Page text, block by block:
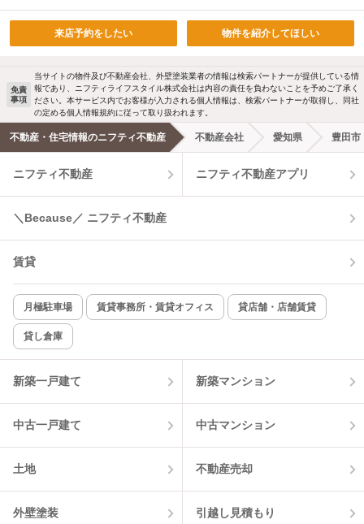
来店予約をしたい 物件を紹介してほしい
免責
事項
当サイトの物件及び不動産会社、外壁塗装業者の情報は検索パートナーが提供している情
報であり、ニフティライフスタイル株式会社は内容の責任を負わないことを予めご了承く
ださい。本サービス内でお客様が入力される個人情報は、検索パートナーが取得し、同社
の定める個人情報規約に従って取り扱われます。
不動産・住宅情報のニフティ不動産 不動産会社 愛知県 豊田市
ニフティ不動産 ニフティ不動産アプリ
＼Because／ ニフティ不動産
賃貸
月極駐車場 賃貸事務所・賃貸オフィス 貸店舗・店舗賃貸
貸し倉庫
新築一戸建て 新築マンション
中古一戸建て 中古マンション
土地 不動産売却
外壁塗装 引越し見積もり